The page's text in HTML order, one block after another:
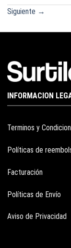
Siguiente →
INFORMACION
Terminos y
Políticas de
Facturación
Políticas de Envío
Aviso de Privacidad